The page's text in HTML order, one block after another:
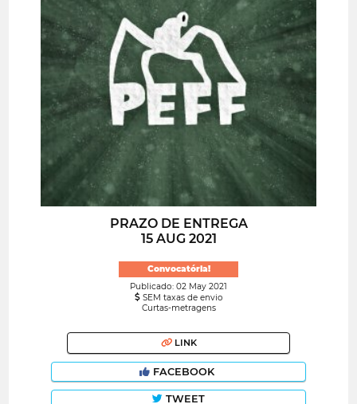
PRAZO DE ENTREGA
15 AUG 2021
Convocatória!
Publicado: 02 May 2021
SEM taxas de envio
Curtas-metragens
LINK
FACEBOOK
TWEET